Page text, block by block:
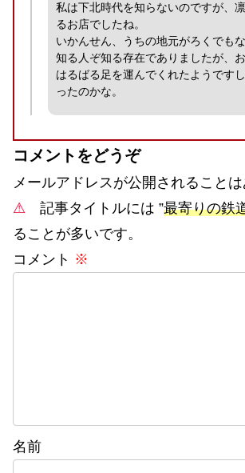
私は下北時代を知らないのですが、
るお店でしたね。
いかんせん、うちの地元がろくでもな
知る人ぞ知る存在でありましたが、
はるばる足を運んでくれたようです
ったのかな。
コメントをどうぞ
メールアドレスが公開されることは
⚠ 記事タイトルには ”最寄りの鉄
ることが多いです。
コメント ※
名前